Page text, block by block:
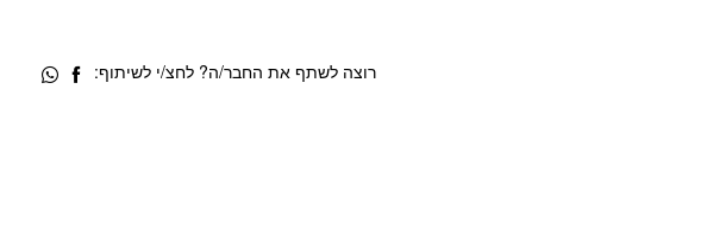
רוצה לשתף את החבר/ה? לחצ/י לשיתוף: